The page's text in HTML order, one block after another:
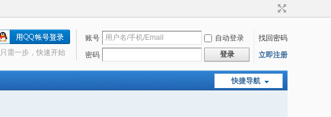
账号 自动登录
找回密码
密码
登录 立即注册
只需一步，快速开始
快捷导航